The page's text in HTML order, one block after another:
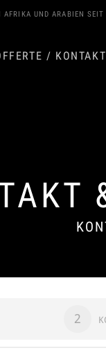
AFRIKA UNDARABIEN SEIT
/ KONTAKT
2